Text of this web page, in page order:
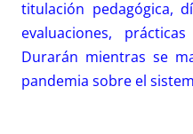
titulación pedagógica,
evaluaciones,
Durarán mientras se
pandemia sobre el